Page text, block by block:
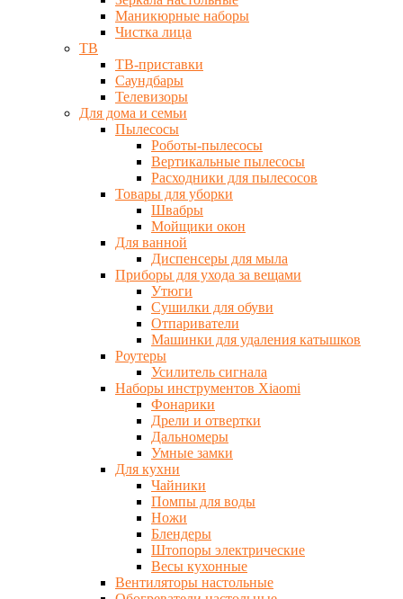
Маникюрные наборы
Чистка лица
ТВ
ТВ-приставки
Саундбары
Телевизоры
Для дома и семьи
Пылесосы
Роботы-пылесосы
Вертикальные пылесосы
Расходники для пылесосов
Товары для уборки
Швабры
Мойщики окон
Для ванной
Диспенсеры для мыла
Приборы для ухода за вещами
Утюги
Сушилки для обуви
Отпариватели
Машинки для удаления катышков
Роутеры
Усилитель сигнала
Наборы инструментов Xiaomi
Фонарики
Дрели и отвертки
Дальномеры
Умные замки
Для кухни
Чайники
Помпы для воды
Ножи
Блендеры
Штопоры электрические
Весы кухонные
Вентиляторы настольные